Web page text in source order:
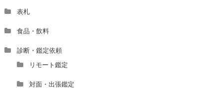
表札
食品・飲料
診断・鑑定依頼
リモート鑑定
対面・出張鑑定